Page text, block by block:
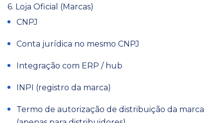
6. Loja Oficial (Marcas)
CNPJ
Conta jurídica no mesmo CNPJ
Integração com ERP / hub
INPI (registro da marca)
Termo de autorização de distribuição da marca